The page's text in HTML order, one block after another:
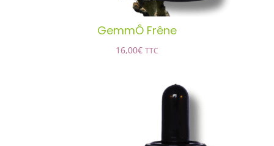
GemmÔ Frêne
16,00€ TTC